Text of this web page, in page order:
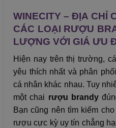
WINECITY – ĐỊA CHỈ
CÁC LOẠI RƯỢU
LƯỢNG VỚI GIÁ ƯU
Hiện nay trên thị trường,
yêu thích nhất và phân
cá nhân khác nhau. Tuy
một chai rượu brandy
Bạn cũng nên tìm kiếm
rượu cực kỳ uy tín chẳng